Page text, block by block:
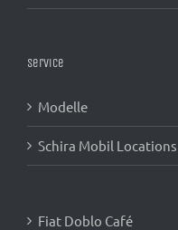
Service
Modelle
Schira Mobil Locations
Fiat Doblo Café